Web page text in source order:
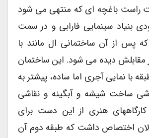
راست باغچه ای که منتهی می شود
بنیاد سینمایی فارابی و در سمت
از آن ساختمانی ال مانند با
مقابلش دیده می شود. این ساختمان
با نمایی آجری اما ساده، پیشتر به
ساخت شیشه و آبگینه و نقاشی
هنری از این دست برای
اختصاص داشت که طبقه دوم آن